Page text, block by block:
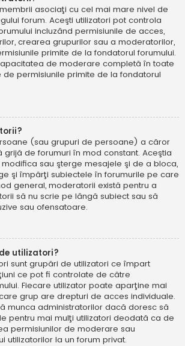
asociaţi cu cel mai mare nivel de
forum. Aceşti utilizatori pot controla
incluzând permisiunile de acces,
crearea grupurilor sau a moderatorilor,
primite de la fondatorul forumului.
de moderare completă în toate
de permisiunile primite de la fondatorul
(sau grupuri de persoane) a căror
grijă de forumuri în mod constant. Aceştia
sau şterge mesajele şi de a bloca,
şi împărţi subiectele în forumurile pe care
general, moderatorii există pentru a
să nu scrie pe lângă subiect sau să
sau ofensatoare.
utilizatori?
sunt grupări de utilizatori ce împart
ce pot fi controlate de către
Fiecare utilizator poate aparţine mai
grup are drepturi de acces individuale.
munca administratorilor dacă doresc să
pentru mai mulţi utilizatori deodată ca de
permisiunilor de moderare sau
utilizatorilor la un forum privat.